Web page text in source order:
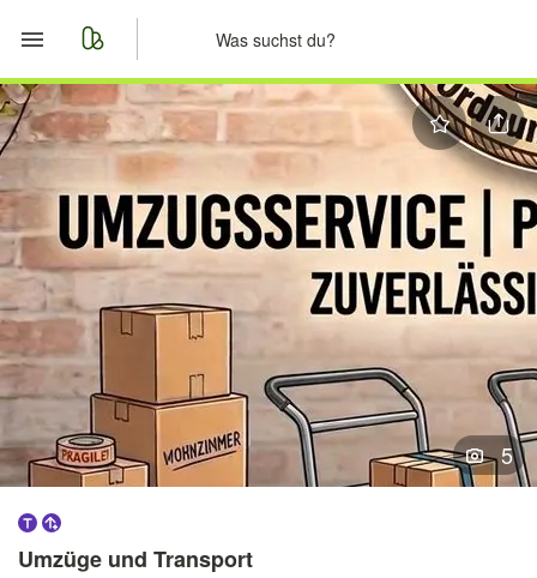
Start
Merkliste
Nachrichten
Anzeige aufgeben
5
Umzüge und Transport